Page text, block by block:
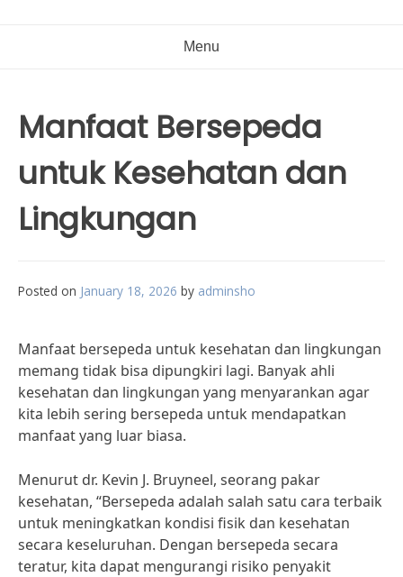
Menu
Manfaat Bersepeda
untuk Kesehatan dan
Lingkungan
Posted on January 18, 2026 by adminsho
Manfaat bersepeda untuk kesehatan dan lingkungan
memang tidak bisa dipungkiri lagi. Banyak ahli
kesehatan dan lingkungan yang menyarankan agar
kita lebih sering bersepeda untuk mendapatkan
manfaat yang luar biasa.
Menurut dr. Kevin J. Bruyneel, seorang pakar
kesehatan, “Bersepeda adalah salah satu cara terbaik
untuk meningkatkan kondisi fisik dan kesehatan
secara keseluruhan. Dengan bersepeda secara
teratur, kita dapat mengurangi risiko penyakit